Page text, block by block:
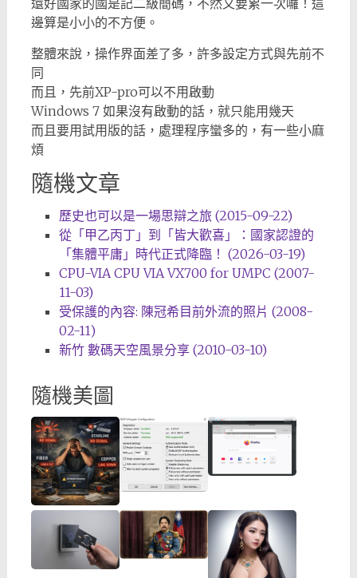
還好國家的國是記二級簡碼，不然又要累一次囉！這
邊算是小小的不方便。
整體來說，操作界面差了多，許多設定方式與先前不
同
而且，先前XP-pro可以不用啟動
Windows 7 如果沒有啟動的話，就只能用幾天
而且要用試用版的話，處理程序蠻多的，有一些小麻
煩
隨機文章
歷史也可以是一場思辯之旅 (2015-09-22)
從「甲乙丙丁」到「皆大歡喜」：國家認證的
「集體平庸」時代正式降臨！ (2026-03-19)
CPU-VIA CPU VIA VX700 for UMPC (2007-
11-03)
受保護的內容: 陳冠希目前外流的照片 (2008-
02-11)
新竹 數碼天空風景分享 (2010-03-10)
隨機美圖